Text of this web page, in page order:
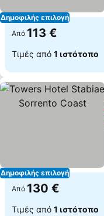
Δημοφιλής επιλογή
Από 113 €
Τιμές από 1 ιστότοπο
Δημοφιλής επιλογή
Από 130 €
Τιμές από 1 ιστότοπο